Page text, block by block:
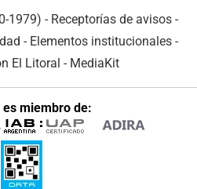
1979) - Receptorías de avisos -
- Elementos institucionales-
El Litoral - MediaKit
es miembro de: